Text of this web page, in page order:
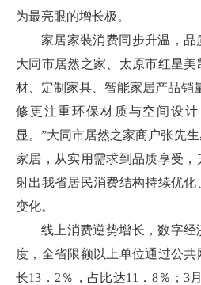
为最亮眼的增长极。
家居家装消费同步升温，品
大同市居然之家、太原市红星
材、定制家具、智能家居产品销
修更注重环保材质与空间设
显。”大同市居然之家商户张先
家居，从实用需求到品质享受
射出我省居民消费结构持续优
变化。
线上消费逆势增长，数字
度，全省限额以上单位通过公
长13．2％，占比达11．8％；3